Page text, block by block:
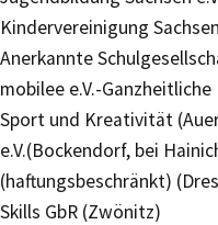
Kindervereinigung
Anerkannte
mobilee e.V.-
Sport und Kreativität
e.V.(Bockendorf, bei
(haftungsbeschränkt)
Skills GbR (Zwönitz)